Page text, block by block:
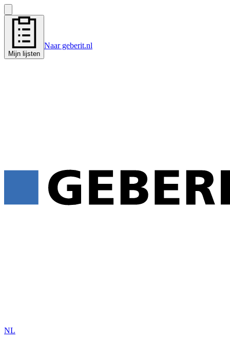
Mijn lijsten
Naar geberit.nl
NL